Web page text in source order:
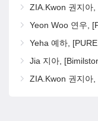
ZIA.Kwon 권지아,
Yeon Woo 연우,
Yeha 예하, [PURE
Jia 지아,
ZIA.Kwon 권지아